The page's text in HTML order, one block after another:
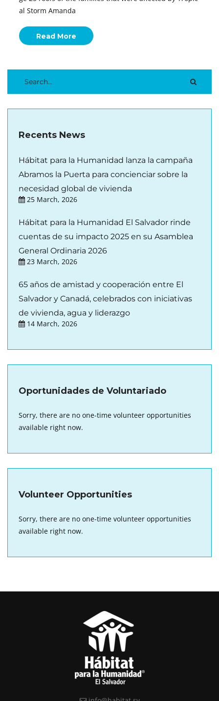
al Storm Amanda
Read More
Recents News
Hábitat para la Humanidad lanza la campaña
Abramos la Puerta para concienciar sobre la
necesidad global de vivienda
25 March, 2026
Hábitat para la Humanidad El Salvador rinde
cuentas de su impacto 2025 en su Asamblea
General Ordinaria 2026
23 March, 2026
65 años de amistad y cooperación entre El
Salvador y Canadá, celebrados con iniciativas
de vivienda, agua y liderazgo
14 March, 2026
Oportunidades de Voluntariado
Sorry, there are no one-time volunteer opportunities
available right now.
Volunteer Opportunities
Sorry, there are no one-time volunteer opportunities
available right now.